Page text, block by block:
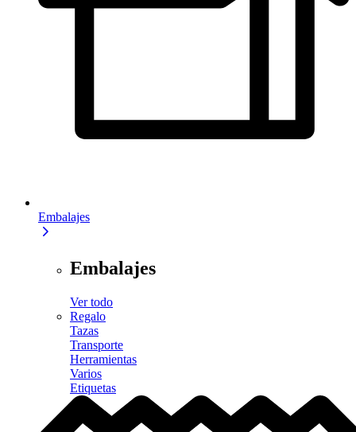
Embalajes
Embalajes
Ver todo
Regalo
Tazas
Transporte
Herramientas
Varios
Etiquetas